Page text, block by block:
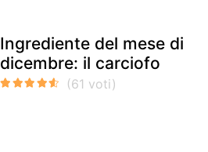
Ingrediente del mese di
dicembre: il carciofo